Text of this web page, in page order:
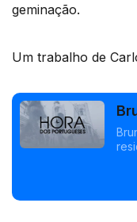
geminação.
Um trabalho de